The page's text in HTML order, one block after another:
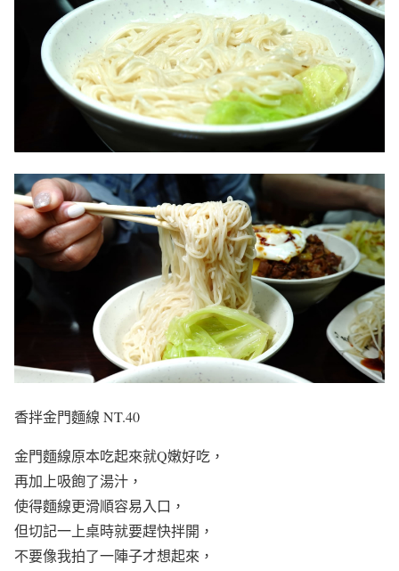
香拌金門麵線 NT.40
金門麵線原本吃起來就Q嫩好吃，
再加上吸飽了湯汁，
使得麵線更滑順容易入口，
但切記一上桌時就要趕快拌開，
不要像我拍了一陣子才想起來，